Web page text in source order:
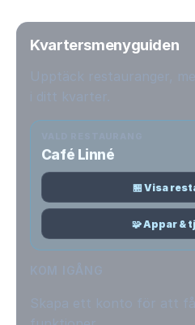
Kvartersmenyguiden
Café Linné
🏪 Visa
🧩 Appar &